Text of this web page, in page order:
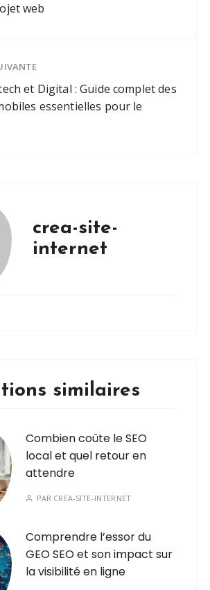
web
et Digital : Guide complet des
essentielles pour le
crea-site-
internet
similaires
Combien coûte le SEO
local et quel retour en
attendre
PAR CREA-SITE-INTERNET
Comprendre l’essor du
GEO SEO et son impact sur
la visibilité en ligne